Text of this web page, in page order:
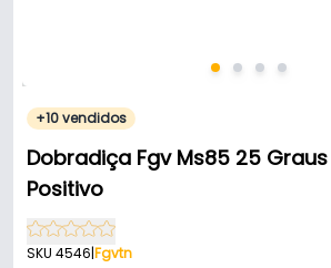
+10 vendidos
Dobradiça Fgv Ms85 25
Positivo
SKU 4546|Fgvtn